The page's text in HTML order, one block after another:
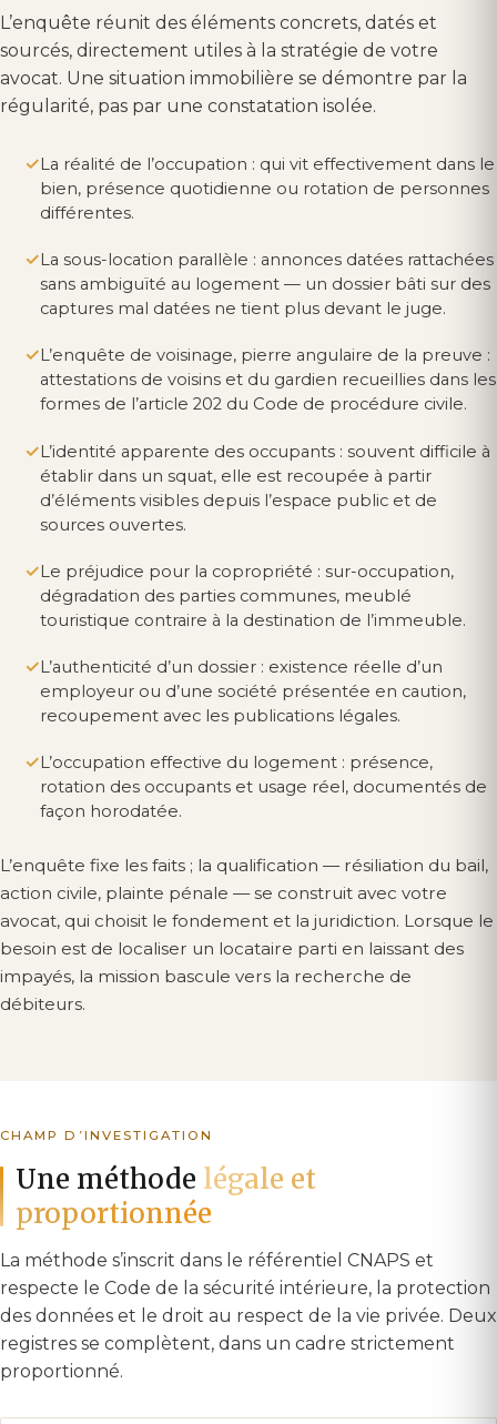
L’enquête réunit des éléments concrets, datés et
sourcés, directement utiles à la stratégie de votre
avocat. Une situation immobilière se démontre par la
régularité, pas par une constatation isolée.
La réalité de l’occupation : qui vit effectivement dans le
bien, présence quotidienne ou rotation de personnes
différentes.
La sous-location parallèle : annonces datées rattachées
sans ambiguïté au logement — un dossier bâti sur des
captures mal datées ne tient plus devant le juge.
L’enquête de voisinage, pierre angulaire de la preuve :
attestations de voisins et du gardien recueillies dans les
formes de l’article 202 du Code de procédure civile.
L’identité apparente des occupants : souvent difficile à
établir dans un squat, elle est recoupée à partir
d’éléments visibles depuis l’espace public et de
sources ouvertes.
Le préjudice pour la copropriété : sur-occupation,
dégradation des parties communes, meublé
touristique contraire à la destination de l’immeuble.
L’authenticité d’un dossier : existence réelle d’un
employeur ou d’une société présentée en caution,
recoupement avec les publications légales.
L’occupation effective du logement : présence,
rotation des occupants et usage réel, documentés de
façon horodatée.
L’enquête fixe les faits ; la qualification — résiliation du bail,
action civile, plainte pénale — se construit avec votre
avocat, qui choisit le fondement et la juridiction. Lorsque le
besoin est de localiser un locataire parti en laissant des
impayés, la mission bascule vers la recherche de
débiteurs.
CHAMP D’INVESTIGATION
Une méthode légale et
proportionnée
La méthode s’inscrit dans le référentiel CNAPS et
respecte le Code de la sécurité intérieure, la protection
des données et le droit au respect de la vie privée. Deux
registres se complètent, dans un cadre strictement
proportionné.